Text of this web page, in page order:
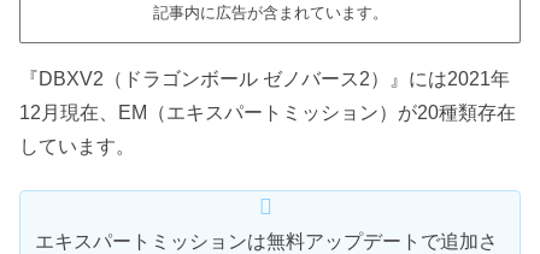
記事内に広告が含まれています。
『DBXV2（ドラゴンボール ゼノバース2）』には2021年
12月現在、EM（エキスパートミッション）が20種類存在
しています。
エキスパートミッションは無料アップデートで追加さ